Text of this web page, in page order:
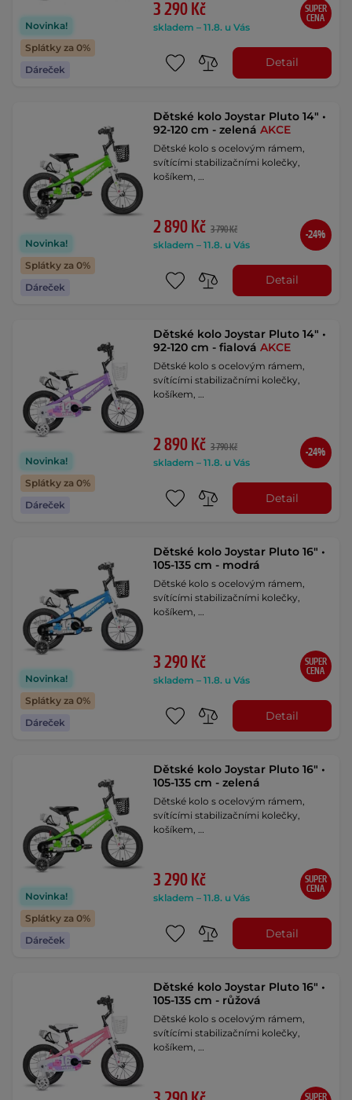
Novinka!
Splátky za 0%
Dáreček
3 290 Kč
skladem – 11.8. u Vás
SUPER
CENA
Detail
Novinka!
Splátky za 0%
Dáreček
Dětské kolo Joystar Pluto 14" •
92-120 cm - zelenáAKCE
Dětské kolo s ocelovým rámem,
svítícími stabilizačními kolečky,
košíkem, …
2 890 Kč 3 790 Kč
skladem – 11.8. u Vás
-24%
Detail
Novinka!
Splátky za 0%
Dáreček
Dětské kolo Joystar Pluto 14" •
92-120 cm - fialováAKCE
Dětské kolo s ocelovým rámem,
svítícími stabilizačními kolečky,
košíkem, …
2 890 Kč 3 790 Kč
skladem – 11.8. u Vás
-24%
Detail
Novinka!
Splátky za 0%
Dáreček
Dětské kolo Joystar Pluto 16" •
105-135 cm - modrá
Dětské kolo s ocelovým rámem,
svítícími stabilizačními kolečky,
košíkem, …
3 290 Kč
skladem – 11.8. u Vás
SUPER
CENA
Detail
Novinka!
Splátky za 0%
Dáreček
Dětské kolo Joystar Pluto 16" •
105-135 cm - zelená
Dětské kolo s ocelovým rámem,
svítícími stabilizačními kolečky,
košíkem, …
3 290 Kč
skladem – 11.8. u Vás
SUPER
CENA
Detail
Dětské kolo Joystar Pluto 16" •
105-135 cm - růžová
Dětské kolo s ocelovým rámem,
svítícími stabilizačními kolečky,
košíkem, …
SUPER